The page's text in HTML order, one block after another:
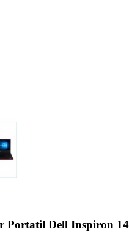
Portatil Dell Inspiron